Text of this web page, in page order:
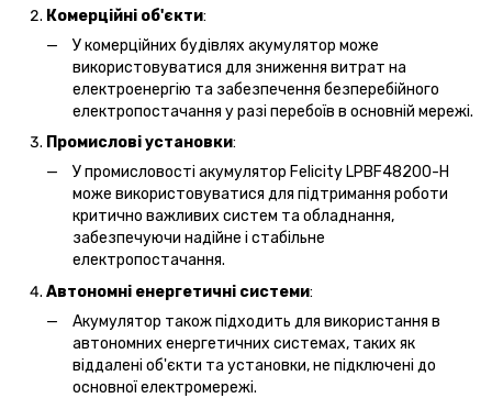
Комерційні об'єкти:
У комерційних будівлях акумулятор може
використовуватися для зниження витрат на
електроенергію та забезпечення безперебійного
електропостачання у разі перебоїв в основній мережі.
Промислові установки:
У промисловості акумулятор Felicity LPBF48200-H
може використовуватися для підтримання роботи
критично важливих систем та обладнання,
забезпечуючи надійне і стабільне
електропостачання.
Автономні енергетичні системи:
Акумулятор також підходить для використання в
автономних енергетичних системах, таких як
віддалені об'єкти та установки, не підключені до
основної електромережі.